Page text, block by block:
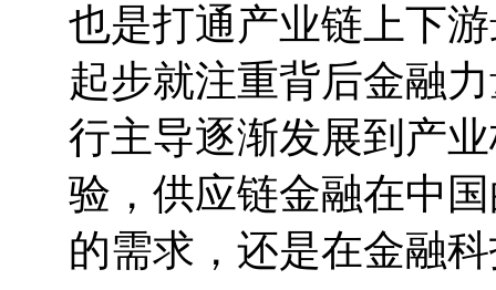
也是打通产业链上下
起步就注重背后金融
行主导逐渐发展到产
验，供应链金融在中
的需求，还是在金融